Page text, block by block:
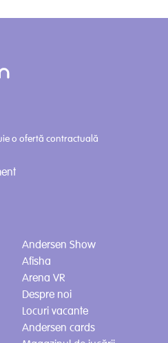
o ofertă contractuală
Andersen Show
Afisha
Arena VR
Despre noi
Locuri vacante
Andersen cards